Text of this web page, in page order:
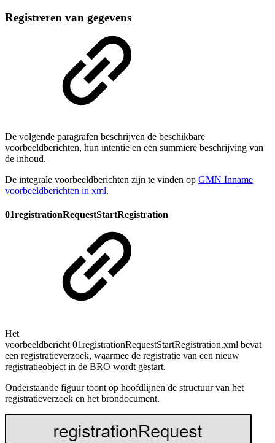
Registreren van gegevens
De volgende paragrafen beschrijven de beschikbare
voorbeeldberichten, hun intentie en een summiere beschrijving van
de inhoud.
De integrale voorbeeldberichten zijn te vinden op GMN Inname
voorbeeldberichten in xml.
01registrationRequestStartRegistration
Het
voorbeeldbericht 01registrationRequestStartRegistration.xml bevat
een registratieverzoek, waarmee de registratie van een nieuw
registratieobject in de BRO wordt gestart.
Onderstaande figuur toont op hoofdlijnen de structuur van het
registratieverzoek en het brondocument.